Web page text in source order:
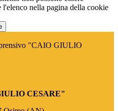
nella pagina della cookie
"CAIO GIULIO
CESARE"